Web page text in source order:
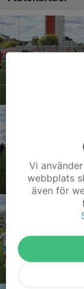
Vi
webbplats
även för